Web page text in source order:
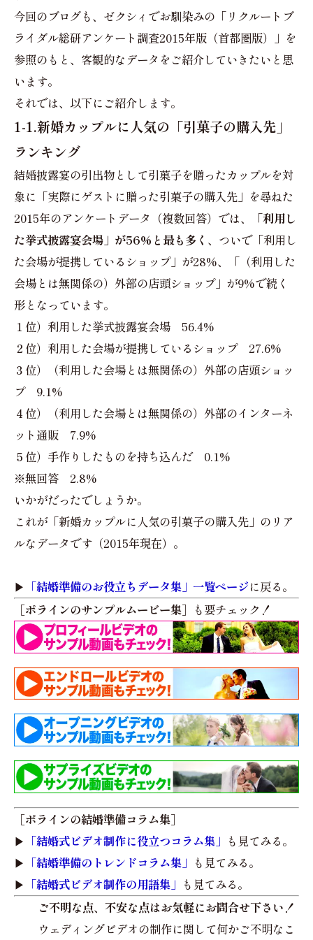
今回のブログも、ゼクシィでお馴染みの「リクルートブ
ライダル総研アンケート調査2015年版（首都圏版）」を
参照のもと、客観的なデータをご紹介していきたいと思
います。
それでは、以下にご紹介します。
1-1.新婚カップルに人気の「引菓子の購入先」
ランキング
結婚披露宴の引出物として引菓子を贈ったカップルを対
象に「実際にゲストに贈った引菓子の購入先」を尋ねた
2015年のアンケートデータ（複数回答）では、
「利用し
た挙式披露宴会場」が56%と最も多く 、ついで「利用し
た会場が提携しているショップ」が28%、「（利用した
会場とは無関係の）外部の店頭ショップ」が9%で続く
形となっています。
１位）利用した挙式披露宴会場 56.4%
２位）利用した会場が提携しているショップ 27.6%
３位）（利用した会場とは無関係の）外部の店頭ショッ
プ 9.1%
４位）（利用した会場とは無関係の）外部のインターネ
ット通販 7.9%
５位）手作りしたものを持ち込んだ 0.1%
※無回答 2.8%
いかがだったでしょうか。
これが「新婚カップルに人気の引菓子の購入先」のリア
ルなデータです（2015年現在）。
▶︎ 「結婚準備のお役立ちデータ集」一覧ページに戻る。
［ポラインのサンプルムービー集］ も要チェック！
［ポラインの結婚準備コラム集］
▶︎ 「結婚式ビデオ制作に役立つコラム集」 も見てみる。
▶︎ 「結婚準備のトレンドコラム集」 も見てみる。
▶︎ 「結婚式ビデオ制作の用語集」 も見てみる。
ご不明な点、不安な点はお気軽にお問合せ下さい！
ウェディングビデオの制作に関して何かご不明なこ